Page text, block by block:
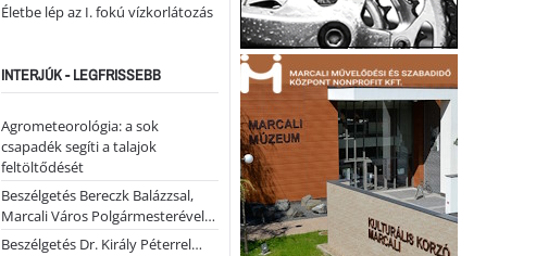
Életbe lép az I. fokú vízkorlátozás
INTERJÚK - LEGFRISSEBB
Agrometeorológia: a sok
csapadék segíti a talajok
feltöltődését
Beszélgetés Bereczk Balázzsal,
Marcali Város Polgármesterével…
Beszélgetés Dr. Király Péterrel…